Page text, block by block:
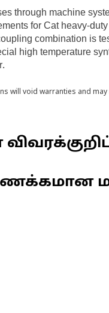
through machine
for Cat heavy-
combination is
high temperature
will void warranties and